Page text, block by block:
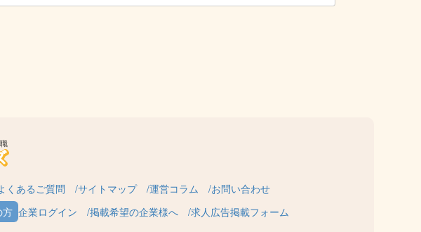
くあるご質問 サイトマップ 運営コラム
お問い合わせ
企業ログイン 掲載希望の企業様へ 求人広告掲載フォーム